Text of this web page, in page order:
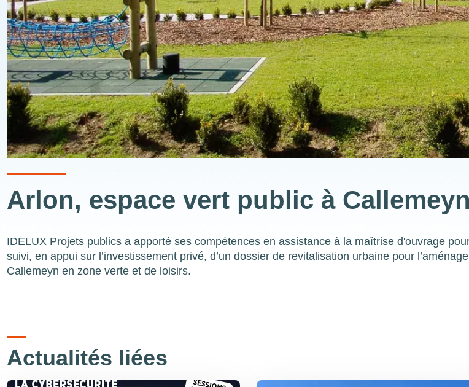
Arlon, espace vert public à Callemeyn
IDELUX Projets publics a apporté ses compétences en assistance à la maîtrise d'ouvrage
suivi, en appui sur l’investissement privé, d’un dossier de revitalisation urbaine pour
Callemeyn en zone verte et de loisirs.
Actualités liées